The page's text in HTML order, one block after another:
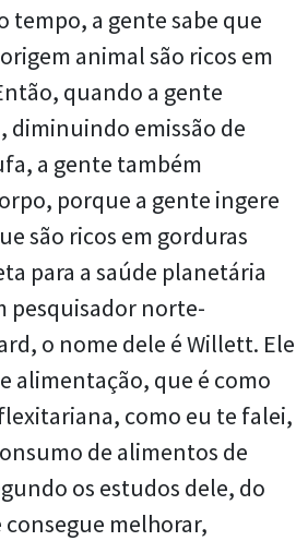
tempo, a gente sabe que
animal são ricos em
quando a gente
diminuindo emissão de
a gente também
porque a gente ingere
são ricos em gorduras
para a saúde planetária
pesquisador norte-
o nome dele é Willett. Ele
alimentação, que é como
como eu te falei,
de alimentos de
os estudos dele, do
melhorar,